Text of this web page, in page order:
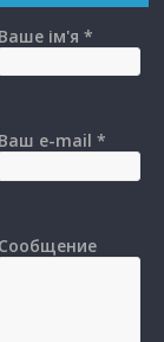
Ваше ім'я *
Ваш e-mail *
Сообщение